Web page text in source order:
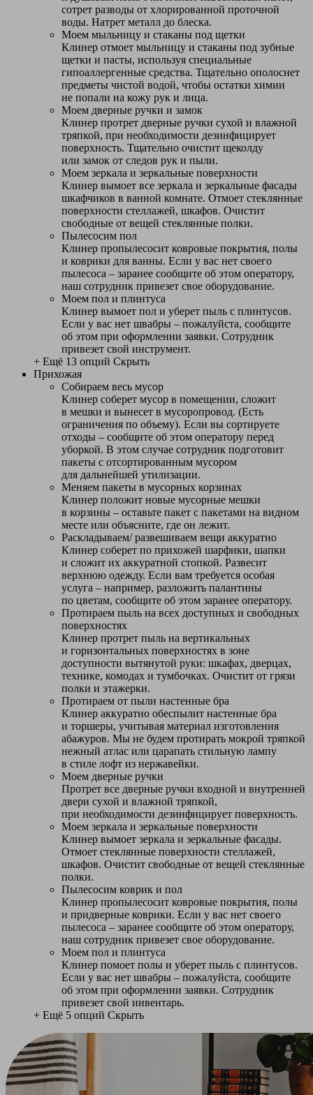
сотрет разводы от хлорированной проточной
воды. Натрет металл до блеска.
Моем мыльницу и стаканы под щетки
Клинер отмоет мыльницу и стаканы под зубные
щетки и пасты, используя специальные
гипоаллергенные средства. Тщательно ополоснет
предметы чистой водой, чтобы остатки химии
не попали на кожу рук и лица.
Моем дверные ручки и замок
Клинер протрет дверные ручки сухой и влажной
тряпкой, при необходимости дезинфицирует
поверхность. Тщательно очистит щеколду
или замок от следов рук и пыли.
Моем зеркала и зеркальные поверхности
Клинер вымоет все зеркала и зеркальные фасады
шкафчиков в ванной комнате. Отмоет стеклянные
поверхности стеллажей, шкафов. Очистит
свободные от вещей стеклянные полки.
Пылесосим пол
Клинер пропылесосит ковровые покрытия, полы
и коврики для ванны. Если у вас нет своего
пылесоса – заранее сообщите об этом оператору,
наш сотрудник привезет свое оборудование.
Моем пол и плинтуса
Клинер вымоет пол и уберет пыль с плинтусов.
Если у вас нет швабры – пожалуйста, сообщите
об этом при оформлении заявки. Сотрудник
привезет свой инструмент.
+ Ещё 13 опций Скрыть
Прихожая
Собираем весь мусор
Клинер соберет мусор в помещении, сложит
в мешки и вынесет в мусоропровод. (Есть
ограничения по объему). Если вы сортируете
отходы – сообщите об этом оператору перед
уборкой. В этом случае сотрудник подготовит
пакеты с отсортированным мусором
для дальнейшей утилизации.
Меняем пакеты в мусорных корзинах
Клинер положит новые мусорные мешки
в корзины – оставьте пакет с пакетами на видном
месте или объясните, где он лежит.
Раскладываем/ развешиваем вещи аккуратно
Клинер соберет по прихожей шарфики, шапки
и сложит их аккуратной стопкой. Развесит
верхнюю одежду. Если вам требуется особая
услуга – например, разложить палантины
по цветам, сообщите об этом заранее оператору.
Протираем пыль на всех доступных и свободных
поверхностях
Клинер протрет пыль на вертикальных
и горизонтальных поверхностях в зоне
доступности вытянутой руки: шкафах, дверцах,
технике, комодах и тумбочках. Очистит от грязи
полки и этажерки.
Протираем от пыли настенные бра
Клинер аккуратно обеспылит настенные бра
и торшеры, учитывая материал изготовления
абажуров. Мы не будем протирать мокрой тряпкой
нежный атлас или царапать стильную лампу
в стиле лофт из нержавейки.
Моем дверные ручки
Протрет все дверные ручки входной и внутренней
двери сухой и влажной тряпкой,
при необходимости дезинфицирует поверхность.
Моем зеркала и зеркальные поверхности
Клинер вымоет зеркала и зеркальные фасады.
Отмоет стеклянные поверхности стеллажей,
шкафов. Очистит свободные от вещей стеклянные
полки.
Пылесосим коврик и пол
Клинер пропылесосит ковровые покрытия, полы
и придверные коврики. Если у вас нет своего
пылесоса – заранее сообщите об этом оператору,
наш сотрудник привезет свое оборудование.
Моем пол и плинтуса
Клинер помоет полы и уберет пыль с плинтусов.
Если у вас нет швабры – пожалуйста, сообщите
об этом при оформлении заявки. Сотрудник
привезет свой инвентарь.
+ Ещё 5 опций Скрыть